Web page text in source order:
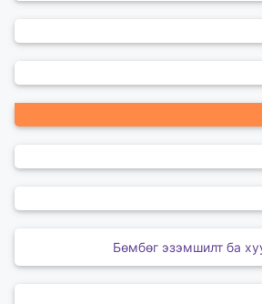
Бөмбөг эзэмшилт ба